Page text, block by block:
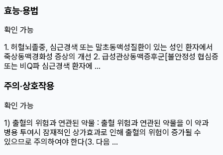
효능·용법
확인 가능
1. 허혈뇌졸중, 심근경색 또는 말초동맥성질환이 있는 성인 환자에서
죽상동맥경화성 증상의 개선 2. 급성관상동맥증후군[불안정성 협심증
또는 비Q파 심근경색 환자에 …
주의·상호작용
확인 가능
1) 출혈의 위험과 연관된 약물 : 출혈 위험과 연관된 약물을 이 약과
병용 투여시 잠재적인 상가효과로 인해 출혈의 위험이 증가될 수
있으므로 주의하여야 한다(3. 다음 …